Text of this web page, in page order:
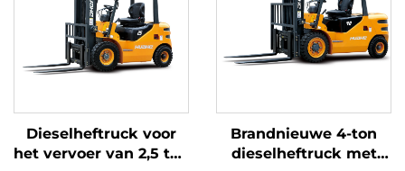
Dieselheftruck voor
het vervoer van 2,5 ton
Brandnieuwe 4-ton
dieselheftruck met